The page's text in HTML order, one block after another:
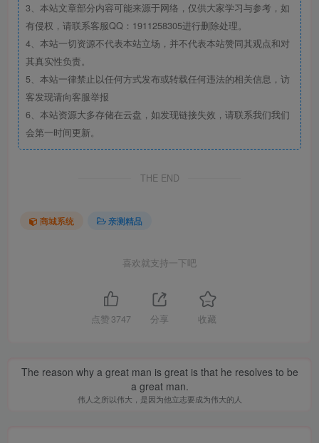
3、本站文章部分内容可能来源于网络，仅供大家学习与参考，如
有侵权，请联系客服QQ：1911258305进行删除处理。
4、本站一切资源不代表本站立场，并不代表本站赞同其观点和对
其真实性负责。
5、本站一律禁止以任何方式发布或转载任何违法的相关信息，访
客发现请向客服举报
6、本站资源大多存储在云盘，如发现链接失效，请联系我们我们
会第一时间更新。
THE END
商城系统 亲测精品
喜欢就支持一下吧
点赞 3747 分享 收藏
The reason why a great man is great is that he resolves to be
a great man.
伟人之所以伟大，是因为他立志要成为伟大的人